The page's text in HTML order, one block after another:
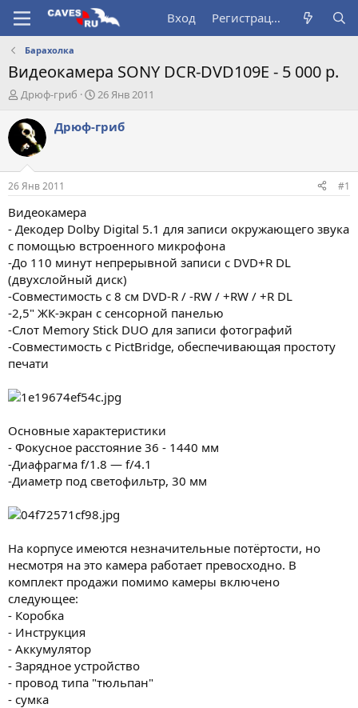
Вход Регистрация
Барахолка
Видеокамера SONY DCR-DVD109E - 5 000 р.
А
т
о
р
т
е
м
ы
Дрюф-гриб
Д
т
а
а
26 Янв 2011
Дрюф-гриб
26 Янв 2011 #1
Видеокамера
- Декодер Dolby Digital 5.1 для записи окружающего звука
с помощью встроенного микрофона
-До 110 минут непрерывной записи с DVD+R DL
(двухслойный диск)
-Совместимость с 8 см DVD-R / -RW / +RW / +R DL
-2,5" ЖК-экран с сенсорной панелью
-Слот Memory Stick DUO для записи фотографий
-Совместимость с PictBridge, обеспечивающая простоту
печати
Основные характеристики
- Фокусное расстояние 36 - 1440 мм
-Диафрагма f/1.8 — f/4.1
-Диаметр под светофильтр, 30 мм
На корпусе имеются незначительные потёртости, но
несмотря на это камера работает превосходно. В
комплект продажи помимо камеры включено
следующее:
- Коробка
- Инструкция
- Аккумулятор
- Зарядное устройство
- провод типа "тюльпан"
- сумка